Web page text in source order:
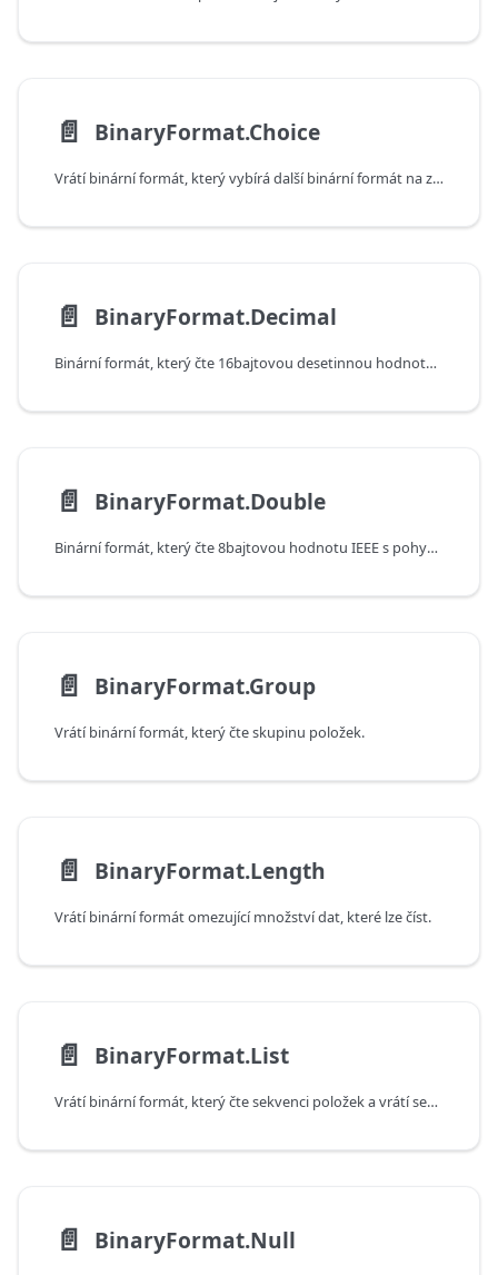
📄️ BinaryFormat.Choice
Vrátí binární formát, který vybírá další binární formát na základě již čtené hodnoty.
📄️ BinaryFormat.Decimal
Binární formát, který čte 16bajtovou desetinnou hodnotu .NET.
📄️ BinaryFormat.Double
Binární formát, který čte 8bajtovou hodnotu IEEE s pohyblivou desetinnou čárkou a s přesností na dvě desetinná čísla.
📄️ BinaryFormat.Group
Vrátí binární formát, který čte skupinu položek.
📄️ BinaryFormat.Length
Vrátí binární formát omezující množství dat, které lze číst.
📄️ BinaryFormat.List
Vrátí binární formát, který čte sekvenci položek a vrátí seznam.
📄️ BinaryFormat.Null